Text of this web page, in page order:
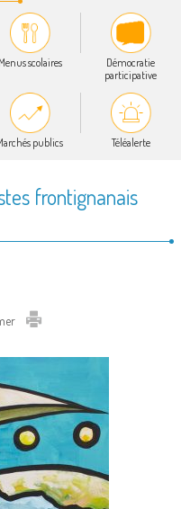
Menus scolaires
Démocratie
participative
publics Téléalerte
frontignanais